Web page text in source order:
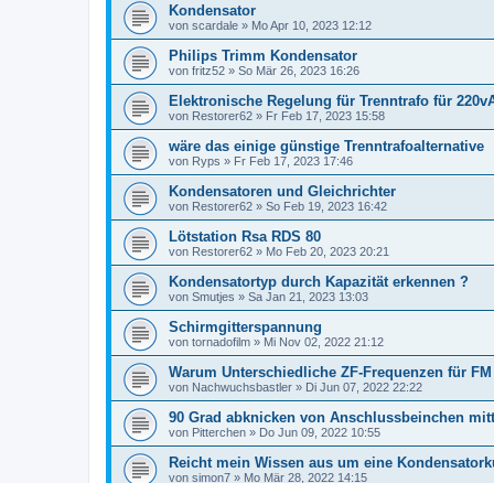
Kondensator
von scardale » Mo Apr 10, 2023 12:12
Philips Trimm Kondensator
von fritz52 » So Mär 26, 2023 16:26
Elektronische Regelung für Trenntrafo für
von Restorer62 » Fr Feb 17, 2023 15:58
wäre das einige günstige Trenntrafoalternative
von Ryps » Fr Feb 17, 2023 17:46
Kondensatoren und Gleichrichter
von Restorer62 » So Feb 19, 2023 16:42
Lötstation Rsa RDS 80
von Restorer62 » Mo Feb 20, 2023 20:21
Kondensatortyp durch Kapazität erkennen ?
von Smutjes » Sa Jan 21, 2023 13:03
Schirmgitterspannung
von tornadofilm » Mi Nov 02, 2022 21:12
Warum Unterschiedliche ZF-Frequenzen für
von Nachwuchsbastler » Di Jun 07, 2022 22:22
90 Grad abknicken von Anschlussbeinchen
von Pitterchen » Do Jun 09, 2022 10:55
Reicht mein Wissen aus um eine
von simon7 » Mo Mär 28, 2022 14:15